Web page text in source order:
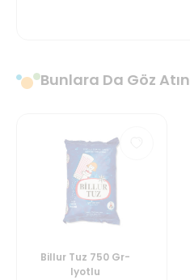
Bunlara Da Göz Atın
Billur Tuz 750 Gr-
Iyotlu